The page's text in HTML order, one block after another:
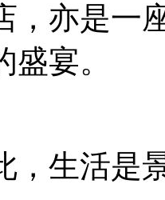
，亦是一
宴。
，生活是